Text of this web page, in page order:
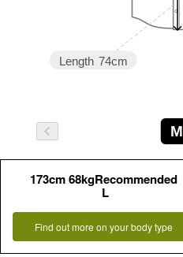
Length 74cm
M
173cm 68kgRecommended
L
Find out more on your body type